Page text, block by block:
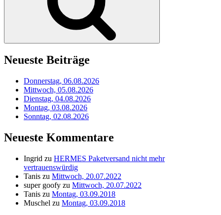
Neueste Beiträge
Donnerstag, 06.08.2026
Mittwoch, 05.08.2026
Dienstag, 04.08.2026
Montag, 03.08.2026
Sonntag, 02.08.2026
Neueste Kommentare
Ingrid zu HERMES Paketversand nicht mehr
vertrauenswürdig
Tanis zu Mittwoch, 20.07.2022
super goofy zu Mittwoch, 20.07.2022
Tanis zu Montag, 03.09.2018
Muschel zu Montag, 03.09.2018